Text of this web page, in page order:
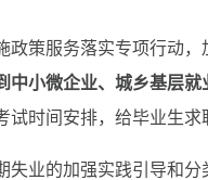
策服务落实专项行动，
小微企业、城乡基层
时间安排，给毕业生求
业的加强实践引导和分